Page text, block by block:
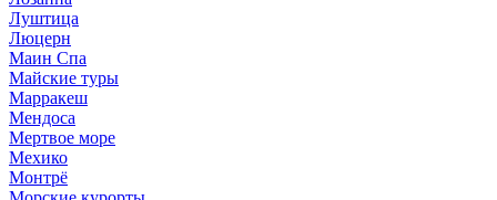
Луштица
Люцерн
Маин Спа
Майские туры
Марракеш
Мендоса
Мертвое море
Мехико
Монтрё